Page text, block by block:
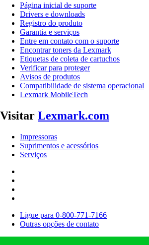
Página inicial de suporte
Drivers e downloads
Registro do produto
Garantia e serviços
Entre em contato com o suporte
Encontrar toners da Lexmark
Etiquetas de coleta de cartuchos
Verificar para proteger
Avisos de produtos
Compatibilidade de sistema operacional
Lexmark MobileTech
Visitar Lexmark.com
Impressoras
Suprimentos e acessórios
Serviços
Ligue para 0-800-771-7166
Outras opções de contato